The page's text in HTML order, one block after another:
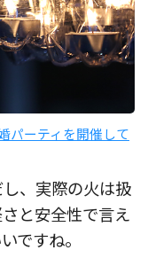
パーティを開催して
、実際の火は扱
と安全性で言え
ですね。